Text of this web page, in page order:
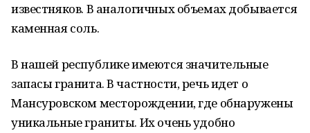
известняков. В аналогичных объемах добывается
каменная соль.
В нашей республике имеются значительные
запасы гранита. В частности, речь идет о
Мансуровском месторождении, где обнаружены
уникальные граниты. Их очень удобно